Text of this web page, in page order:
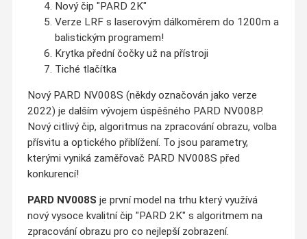
Nový čip "PARD 2K"
Verze LRF s laserovým dálkoměrem do 1200m a
balistickým programem!
Krytka přední čočky už na přístroji
Tiché tlačítka
Nový PARD NV008S (někdy označován jako verze
2022) je dalším vývojem úspěšného PARD NV008P.
Nový citlivý čip, algoritmus na zpracování obrazu, volba
přísvitu a optického přiblížení. To jsou parametry,
kterými vyniká zaměřovač PARD NV008S před
konkurencí!
PARD NV008S je první model na trhu který využívá
nový vysoce kvalitní čip "PARD 2K" s algoritmem na
zpracování obrazu pro co nejlepší zobrazení.